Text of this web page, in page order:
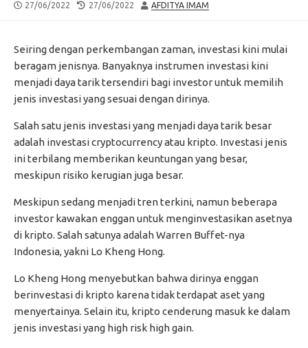
PUBLISHED
27/06/2022
LAST
27/06/2022 AUTHOR
AFDITYA IMAM
Seiring dengan perkembangan zaman, investasi kini mulai
beragam jenisnya. Banyaknya instrumen investasi kini
menjadi daya tarik tersendiri bagi investor untuk memilih
jenis investasi yang sesuai dengan dirinya.
Salah satu jenis investasi yang menjadi daya tarik besar
adalah investasi cryptocurrency atau kripto. Investasi jenis
ini terbilang memberikan keuntungan yang besar,
meskipun risiko kerugian juga besar.
Meskipun sedang menjadi tren terkini, namun beberapa
investor kawakan enggan untuk menginvestasikan asetnya
di kripto. Salah satunya adalah Warren Buffet-nya
Indonesia, yakni Lo Kheng Hong.
Lo Kheng Hong menyebutkan bahwa dirinya enggan
berinvestasi di kripto karena tidak terdapat aset yang
menyertainya. Selain itu, kripto cenderung masuk ke dalam
jenis investasi yang high risk high gain.